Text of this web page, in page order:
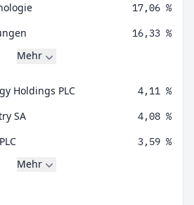
17,06 %
16,33 %
Mehr
Holdings PLC
4,11 %
SA 4,08 %
3,59 %
Mehr